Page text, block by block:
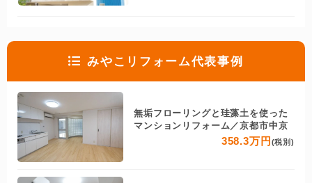
みやこリフォーム代表事例
無垢フローリングと珪藻土を使った
マンションリフォーム／京都市中京
358.3万円 (税別)